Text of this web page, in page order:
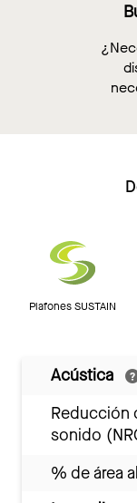
Plafones SUSTAIN
Acústica
Reducción
sonido
% de área